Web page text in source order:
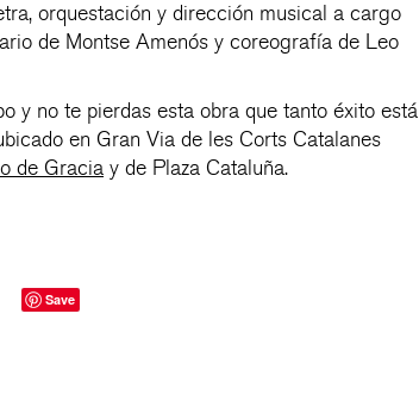
orquestación y dirección musical a cargo
de Montse Amenós y coreografía de Leo
y no te pierdas esta obra que tanto éxito está
en Gran Via de les Corts Catalanes
de Gracia y de Plaza Cataluña.
Save